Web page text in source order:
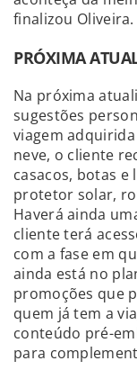
finalizou Oliveira.
PRÓXIMA
Na próxima
sugestões
viagem
neve, o cliente
casacos, botas e
protetor solar,
Haverá ainda
cliente terá
com a fase em
ainda está no
promoções que
quem já tem a
conteúdo pré-
para